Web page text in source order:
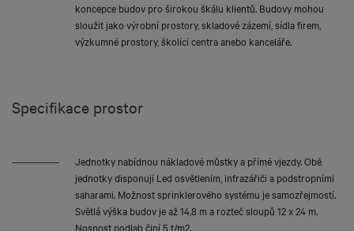
koncepce budov pro širokou škálu klientů. Budovy mohou
sloužit jako výrobní prostory, skladové zázemí, sídla firem,
výzkumné prostory, školící centra anebo kanceláře.
Specifikace prostor
Jednotky nabídnou nákladové můstky a přímé vjezdy. Obě
jednotky disponují Led osvětlením, infrazářiči a podstropními
saharami. Možnost sprinklerového systému je samozřejmostí.
Světlá výška budov je až 14,8 m a rozteč sloupů 12 x 24 m.
Nosnost podlah činí 5 t/m2.